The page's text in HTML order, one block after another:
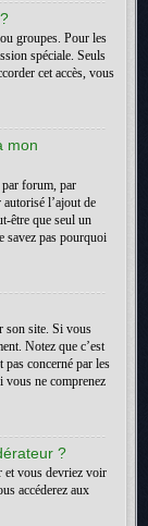
groupes. Pour les
spéciale. Seuls
cet accès, vous
mon
par forum, par
l’ajout de
être que seul un
savez pas pourquoi
son site. Si vous
Notez que c’est
pas concerné par les
vous ne comprenez
?
et vous devriez voir
accéderez aux